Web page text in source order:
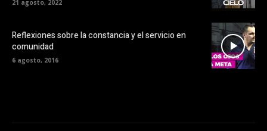
21 agosto, 2022
Reflexiones sobre la constancia y el servicio en
comunidad
6 agosto, 2016